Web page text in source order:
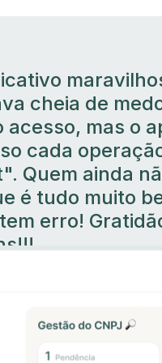
cheia de
mas o
cada
Quem ainda
é tudo muito
erro!